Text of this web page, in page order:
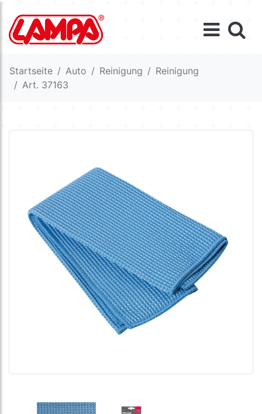
Startseite Auto Reinigung
Reinigung
Art. 37163